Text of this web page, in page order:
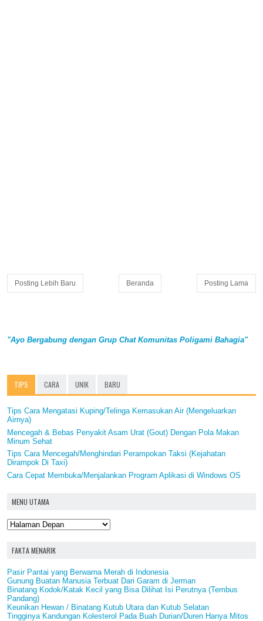
Posting Lebih Baru Posting Lama
Beranda
"Ayo Bergabung dengan Grup Chat Komunitas Poligami Bahagia"
TIPS CARA UNIK BARU
Tips Cara Mengatasi Kuping/Telinga Kemasukan Air (Mengeluarkan
Airnya)
Mencegah & Bebas Penyakit Asam Urat (Gout) Dengan Pola Makan
Minum Sehat
Tips Cara Mencegah/Menghindari Perampokan Taksi (Kejahatan
Dirampok Di Taxi)
Cara Cepat Membuka/Menjalankan Program Aplikasi di Windows OS
MENU UTAMA
FAKTA MENARIK
Pasir Pantai yang Berwarna Merah di Indonesia
Gunung Buatan Manusia Terbuat Dari Garam di Jerman
Binatang Kodok/Katak Kecil yang Bisa Dilihat Isi Perutnya (Tembus
Pandang)
Keunikan Hewan / Binatang Kutub Utara dan Kutub Selatan
Tingginya Kandungan Kolesterol Pada Buah Durian/Duren Hanya Mitos